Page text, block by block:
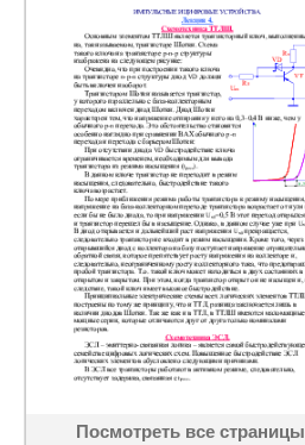
Посмотреть все страницы